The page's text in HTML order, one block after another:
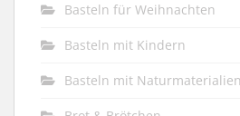
Basteln für Weihnachten
Basteln mit Kindern
Basteln mit Naturmaterialien